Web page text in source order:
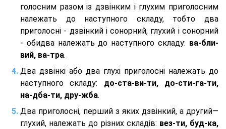
голосним разом із дзвінким і глухим приголосним
належать до наступного складу, тобто два
приголосні - дзвінкий і сонорний, глухий і сонорний
- обидва належать до наступного складу: ва-бли-
вий, ва-тра.
Два дзвінкі або два глухі приголосні належать до
наступного складу: до-ста-ви-ти, до-сти-га-ти,
на-дба-ти, дру-жба.
Два приголосні, перший з яких дзвінкий, а другий—
глухий, належать до різних складів: вез-ти, буд-ка,